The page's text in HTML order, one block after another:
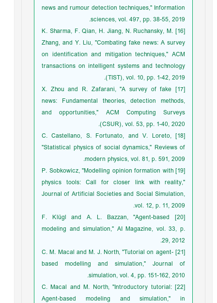
news and rumour detection techniques," Information
sciences, vol. 497, pp. 38-55, 2019.
[16] K. Sharma, F. Qian, H. Jiang, N. Ruchansky, M.
Zhang, and Y. Liu, "Combating fake news: A survey
on identification and mitigation techniques," ACM
transactions on intelligent systems and technology
(TIST), vol. 10, pp. 1-42, 2019.
[17] X. Zhou and R. Zafarani, "A survey of fake
news: Fundamental theories, detection methods,
and opportunities," ACM Computing Surveys
(CSUR), vol. 53, pp. 1-40, 2020.
[18] C. Castellano, S. Fortunato, and V. Loreto,
"Statistical physics of social dynamics," Reviews of
modern physics, vol. 81, p. 591, 2009.
[19] P. Sobkowicz, "Modelling opinion formation with
physics tools: Call for closer link with reality,"
Journal of Artificial Societies and Social Simulation,
vol. 12, p. 11, 2009.
[20] F. Klügl and A. L. Bazzan, "Agent-based
modeling and simulation," AI Magazine, vol. 33, p.
29, 2012.
[21] C. M. Macal and M. J. North, "Tutorial on agent-
based modelling and simulation," Journal of
simulation, vol. 4, pp. 151-162, 2010.
[22] C. Macal and M. North, "Introductory tutorial:
Agent-based modeling and simulation," in